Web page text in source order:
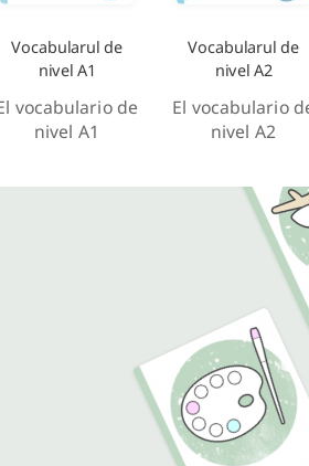
Vocabularul de
nivel A1
vocabulario de
nivel A1
Vocabularul de
nivel A2
El vocabulario
nivel A2